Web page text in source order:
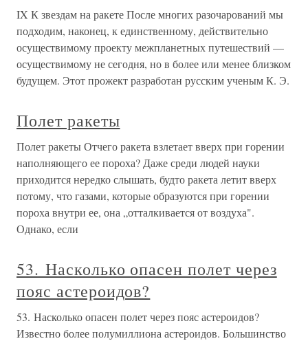
IX К звездам на ракете После многих разочарований мы
подходим, наконец, к единственному, действительно
осуществимому проекту межпланетных путешествий —
осуществимому не сегодня, но в более или менее близком
будущем. Этот прожект разработан русским ученым К. Э.
Полет ракеты
Полет ракеты Отчего ракета взлетает вверх при горении
наполняющего ее пороха? Даже среди людей науки
приходится нередко слышать, будто ракета летит вверх
потому, что газами, которые образуются при горении
пороха внутри ее, она „отталкивается от воздуха".
Однако, если
53. Насколько опасен полет через
пояс астероидов?
53. Насколько опасен полет через пояс астероидов?
Известно более полумиллиона астероидов. Большинство